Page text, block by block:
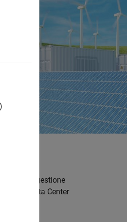
e
di gestione
Data Center